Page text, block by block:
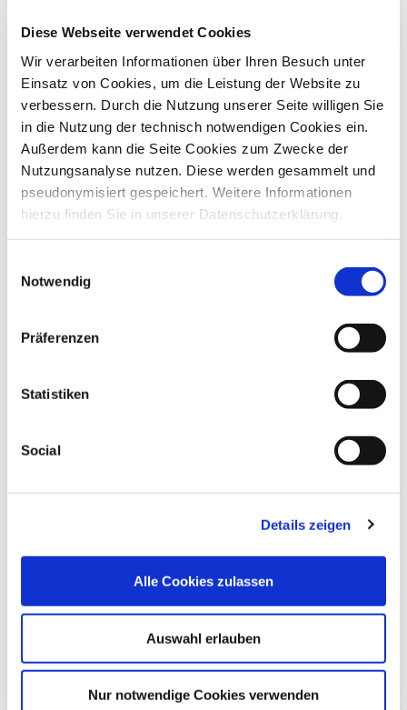
Diese Webseite verwendet Cookies
Wir verarbeiten Informationen über Ihren Besuch unter
Einsatz von Cookies, um die Leistung der Website zu
verbessern. Durch die Nutzung unserer Seite willigen Sie
in die Nutzung der technisch notwendigen Cookies ein.
Außerdem kann die Seite Cookies zum Zwecke der
Nutzungsanalyse nutzen. Diese werden gesammelt und
pseudonymisiert gespeichert. Weitere Informationen
hierzu finden Sie in unserer Datenschutzerklärung.
Notwendig
Präferenzen
Statistiken
Social
Details zeigen
Alle Cookies zulassen
Auswahl erlauben
Nur notwendige Cookies verwenden
Themenstellung hinweisen.
Mit freundlichen Grüßen
Im Auftrag
gez. (van Doorn)
Anlage
PDF Download
17.08.2021 (IB6-20602-011)